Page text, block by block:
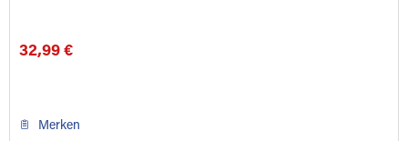
32,99 €
Merken